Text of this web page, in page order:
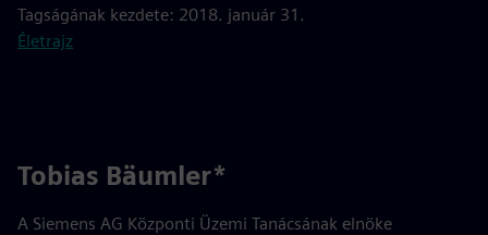
Tagságának kezdete: 2018. január 31.
Életrajz
Tobias Bäumler*
A Siemens AG Központi Üzemi Tanácsának elnöke